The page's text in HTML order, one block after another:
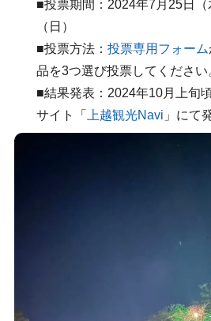
■投票期間：2024年7月25日（
（日）
■投票方法： 投票専用フォーム
品を3つ選び投票してください
■結果発表：2024年10月上旬
サイト「
上越観光Navi 」にて